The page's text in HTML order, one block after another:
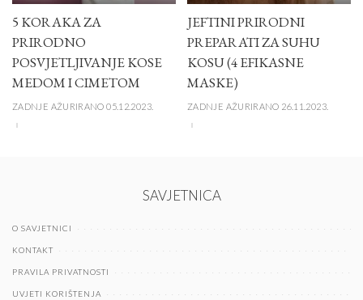
5 KORAKA ZA
PRIRODNO
POSVJETLJIVANJE KOSE
MEDOM I CIMETOM
ZADNJE AŽURIRANO 05.12.2023.
JEFTINI PRIRODNI
PREPARATI ZA SUHU
KOSU (4 EFIKASNE
MASKE)
ZADNJE AŽURIRANO 26.11.2023.
SAVJETNICA
O SAVJETNICI
KONTAKT
PRAVILA PRIVATNOSTI
UVJETI KORIŠTENJA